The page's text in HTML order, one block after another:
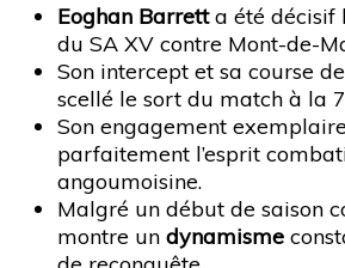
Eoghan Barretta été décisif
du SA XV contre Mont-de-
Son intercept et sa course
scellé le sort du match à la
Son engagement
parfaitement l’esprit
angoumoisine.
Malgré un début de saison
montre un dynamisme